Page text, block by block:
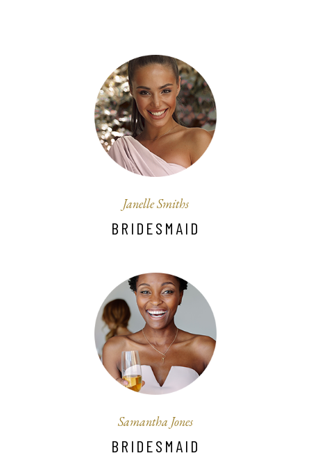
Janelle Smiths
BRIDESMAID
Samantha Jones
BRIDESMAID